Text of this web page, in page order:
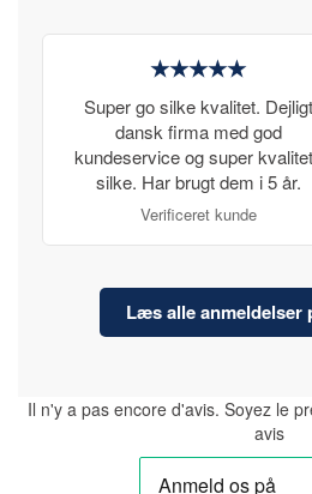
★★★★★
Super go silke kvalitet. Dejligt
dansk firma med god
kundeservice og super
silke. Har brugt dem i 5 år.
Verificeret kunde
Læs alle anmeldelser
Il n'y a pas encore d'avis. Soyez le
avis